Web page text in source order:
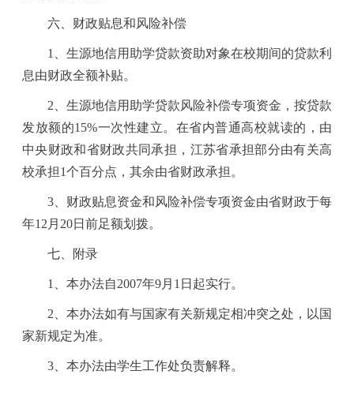
六、财政贴息和风险补偿
1
、生源地信用助学贷款资助对象在校期间的贷款利
息由财政全额补贴。
2 、生源地信用助学贷款风险补偿专项资金，按贷款
发放额的15%一次性建立。在省内普通高校就读的，由
中央财政和省财政共同承担，江苏省承担部分由有关高
校承担1个百分点，其余由省财政承担。
3 、财政贴息资金和风险补偿专项资金由省财政于每
年12 月 20日前足额划拨。
七、附录
1 、本办法自2007年9月 1 日起实行。
2 、本办法如有与国家有关新规定相冲突之处，以国
家新规定为准。
3 、本办法由学生工作处负责解释。